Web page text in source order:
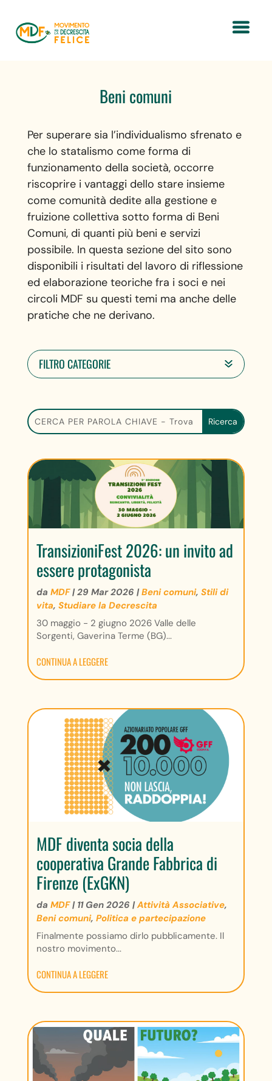
Beni comuni
Per superare sia l’individualismo sfrenato e
che lo statalismo come forma di
funzionamento della società, occorre
riscoprire i vantaggi dello stare insieme
come comunità dedite alla gestione e
fruizione collettiva sotto forma di Beni
Comuni, di quanti più beni e servizi
possibile. In questa sezione del sito sono
disponibili i risultati del lavoro di riflessione
ed elaborazione teoriche fra i soci e nei
circoli MDF su questi temi ma anche delle
pratiche che ne derivano.
FILTRO CATEGORIE
TransizioniFest 2026: un invito ad
essere protagonista
da MDF|29 Mar 2026 |Beni comuni, Stili di
vita, Studiare la Decrescita
30 maggio - 2 giugno 2026 Valle delle
Sorgenti, Gaverina Terme (BG)...
CONTINUA A LEGGERE
MDF diventa socia della
cooperativa Grande Fabbrica di
Firenze (ExGKN)
da MDF| 11 Gen 2026 |Attività Associative,
Beni comuni, Politica e partecipazione
Finalmente possiamo dirlo pubblicamente. Il
nostro movimento...
CONTINUA A LEGGERE